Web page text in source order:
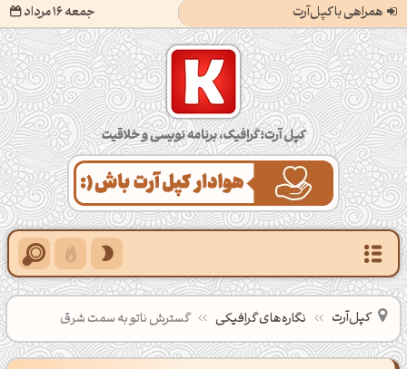
همراهی با کپل‌آرت جمعه 16 مرداد
کپل‌آرت؛ گرافیک، برنامه‌نویسی و خلاقیت
کپل‌آرت نگاره‌های گرافیکی گسترش ناتو به سمت شرق